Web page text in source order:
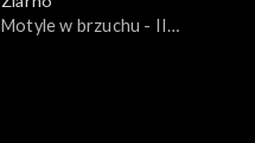
Motyle w brzuchu - II